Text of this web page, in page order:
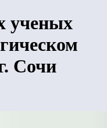
ученых
Сочи